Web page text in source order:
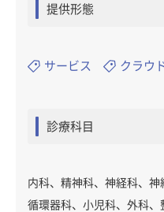
提供形態
サービス クラウ
診療科目
内科、精神科、神経科、神
循環器科、小児科、外科、